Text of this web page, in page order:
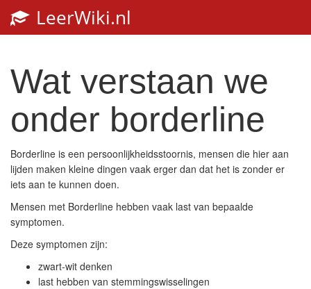
LeerWiki.nl
Wat verstaan we
onder borderline
Borderline is een persoonlijkheidsstoornis, mensen die hier aan
lijden maken kleine dingen vaak erger dan dat het is zonder er
iets aan te kunnen doen.
Mensen met Borderline hebben vaak last van bepaalde
symptomen.
Deze symptomen zijn:
zwart-wit denken
last hebben van stemmingswisselingen